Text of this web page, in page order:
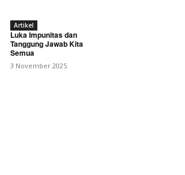
Artikel
Luka Impunitas dan
Tanggung Jawab Kita
Semua
3 November 2025